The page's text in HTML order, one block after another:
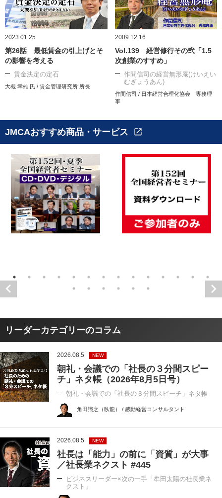
2023.01.25
第26話 最低賃金の引上げとそ
の影響を考える
賃金決定の定石
大槻 幸雄 氏 / 賃金管理研究所 所長
2009.12.16
Vol.139 経営修行その弐「1.5
次創業のすすめ」
作間信司の経営無形庵(けいえい
むぎょうあん)
作間信司 / 日本経営合理化協会 専務理
事
JMCAおすすめ商品・サービス open_in_new
リーダーカテゴリーのコラム
2026.08.5 NEW
朝礼・会議での「社長の３分間スピー
チ」ネタ帳（2026年8月5日号）
朝礼・会議での「社長の３分間スピーチ」ネタ帳
角田識之（臥龍） / 感動経営コンサルタント
2026.08.5 NEW
社長は「能力」の前に「資質」が大事
／社長業ネクスト #445
ビジネスリーダー×次の一手「牟田太陽の社長業ネ
クスト」